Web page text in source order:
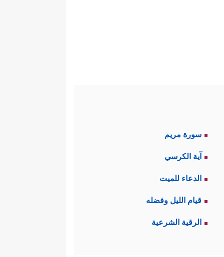
سورة مريم
آية الكرسي
الدعاء للميت
قيام الليل وفضله
الرقية الشرعية